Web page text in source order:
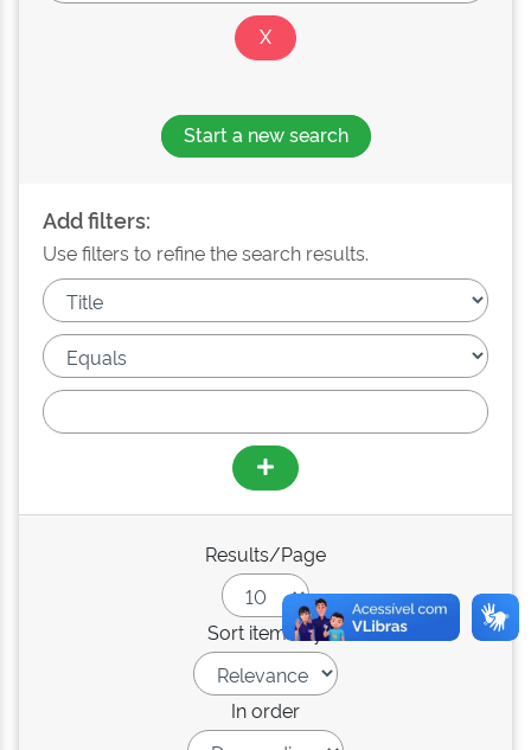
Start a new search
Add filters:
Use filters to refine the search results.
Results/Page
Sort items by
In order